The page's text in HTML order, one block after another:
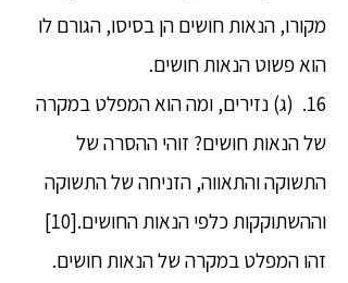
מקורו, הנאות חושים הן בסיסו, הגורם לו
הוא פשוט הנאות חושים.
16. (ג) נזירים, ומה הוא המפלט במקרה
של הנאות חושים? זוהי ההסרה של
התשוקה והתאווה, הזניחה של התשוקה
וההשתוקקות כלפי הנאות החושים.[10]
זהו המפלט במקרה של הנאות חושים.